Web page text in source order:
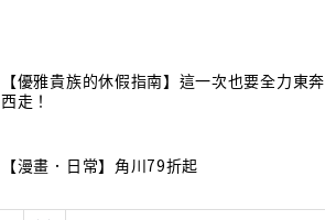
【優雅貴族的休假指南】這一次也要全力東奔
西走！
【漫畫．日常】角川79折起